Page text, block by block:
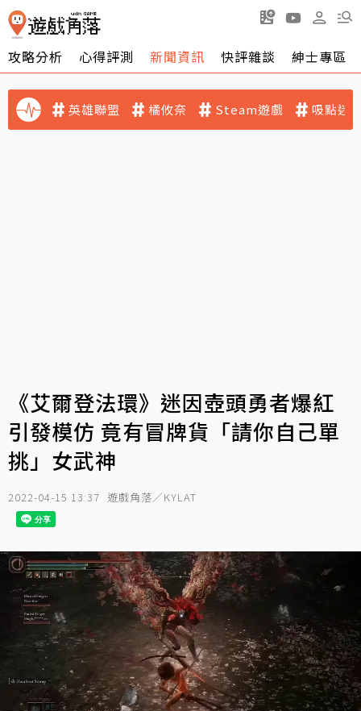
攻略分析 心得評測 新聞資訊 快評雜談 紳士專區
英雄聯盟 橘攸奈 Steam遊戲 吸點迷
《艾爾登法環》迷因壺頭勇者爆紅
引發模仿 竟有冒牌貨「請你自己單
挑」女武神
2022-04-15 13:37 遊戲角落／KYLAT